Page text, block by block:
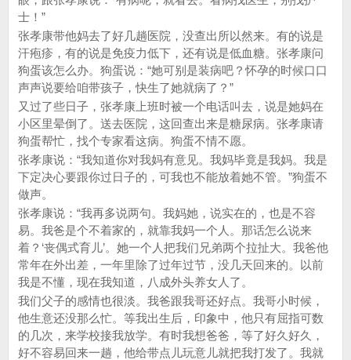
士！”
张孝康带他妈去了好几趟医院，没查出所以然来。有的说是
汗疱疹，有的说是免疫力低下，还有说是低血糖。张孝康问
狗蛋该怎么办。狗蛋说：“她可别是装病吧？怀孕的时候口口
声声说要给咱带孩子，快生了她就病了？”
又过了些日子，张孝康上班时被一个电话叫去，说是她妈在
小区里晕倒了。送去医院，这回查出来是糖尿病。张孝康请
狗蛋帮忙，找个专家看这病。狗蛋不情不愿。
张孝康说：“我知道你对我妈有意见。我妈毕竟是我妈。我是
下定决心要跟你过日子的，可我也不能放着她不管。”狗蛋不
做声。
张孝康说：“我再多说两句。我妈她，说实在的，也是不容
易。我爸是个不着家的，就靠我妈一个人。那话怎么说来
着？‘丧偶式育儿’。她一个人把我们兄弟两个拉扯大。我爸他
常年在外出差，一年里除了过年过节，没几天回来的。以前
我是不懂，现在我知道，八成外头养女人了。
我们父子的感情也很淡。我爸跟我哥还好点。我哥小时候，
他生意还没那么忙。等我出生后，印象中，他只有屈指可数
的几次，来学校接我放学。有时我想爸爸，等了好久好久，
好不容易回来一趟，他给带点儿玩意儿就把我打发了。我就